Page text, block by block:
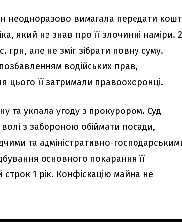
неодноразово вимагала передати
який не знав про її злочинні наміри.
але не зміг зібрати повну суму.
водійських прав,
цього її затримали правоохоронці.
та уклала угоду з прокурором. Суд
з забороною обіймати посади,
та адміністративно-
основного покарання її
1 рік. Конфіскацію майна не